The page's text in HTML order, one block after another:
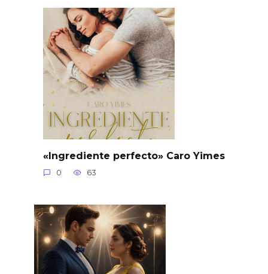
«Ingrediente perfecto» Caro Yimes
0 63